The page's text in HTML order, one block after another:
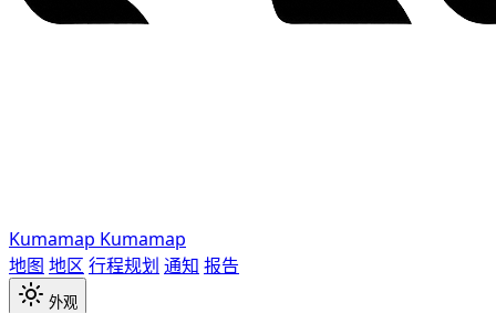
Kumamap Kumamap
地图 地区 行程规划 通知 报告
外观